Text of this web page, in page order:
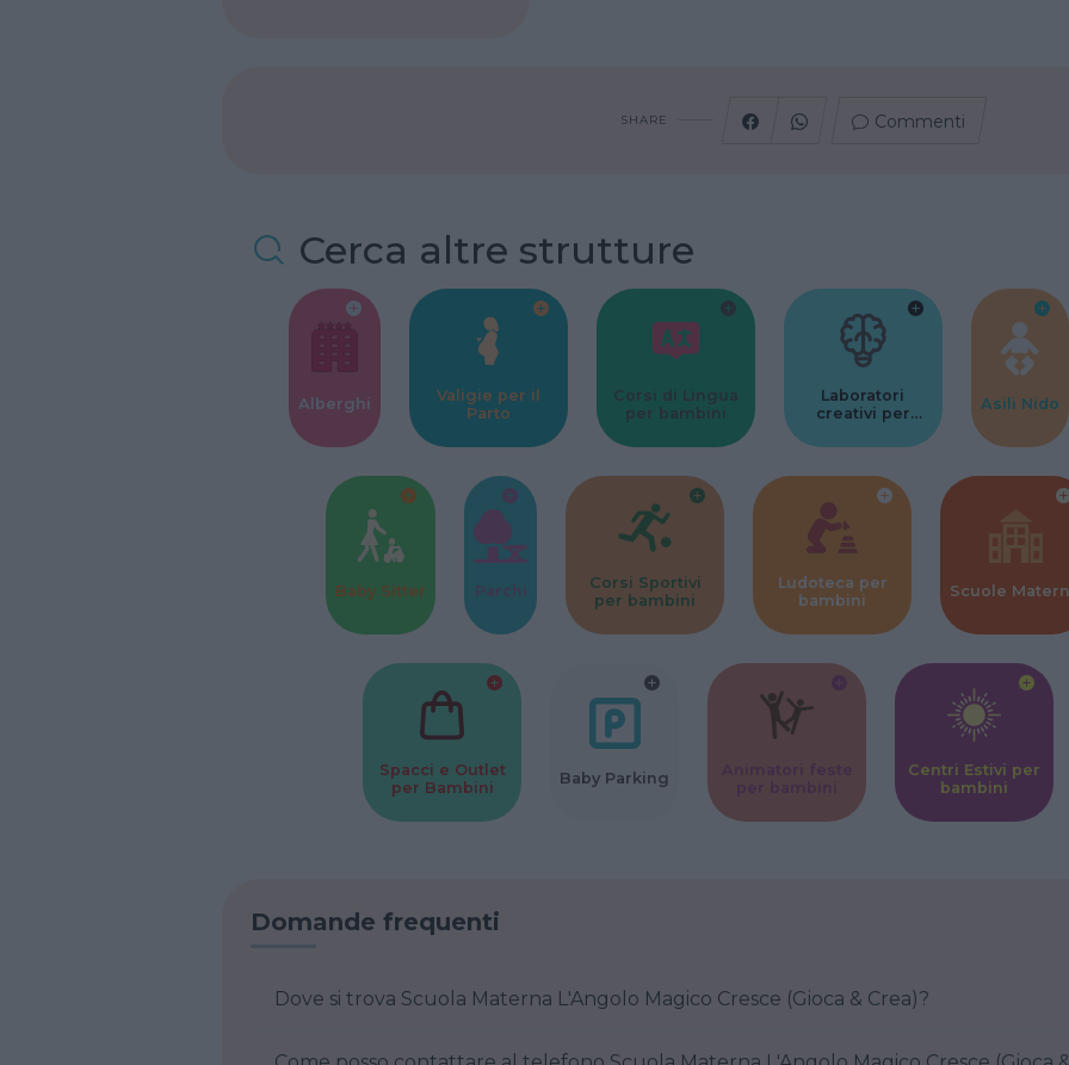
SHARE Commenti
Cerca altre strutture
Alberghi
Valigie per il
Parto
Corsi di Lingua
per bambini
Laboratori
creativi per
Asili Nido
Baby Sitter Parchi
Corsi Sportivi
per bambini
Ludoteca per
bambini
Scuole
Spacci e Outlet
per Bambini
Baby Parking
Centri Estivi per
bambini
Domande frequenti
Dove si trova Scuola Materna L'Angolo Magico Cresce (Gioca & Crea)?